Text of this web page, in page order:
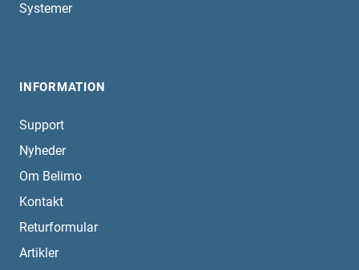
Systemer
INFORMATION
Support
Nyheder
Om Belimo
Kontakt
Returformular
Artikler